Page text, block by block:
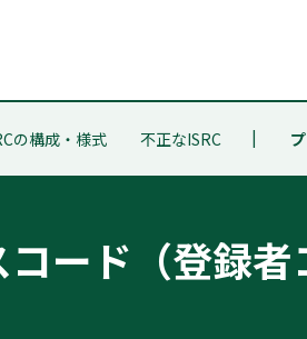
の構成・様式 不正なISRC
ード（登録